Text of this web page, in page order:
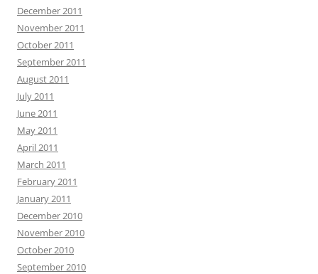
December 2011
November 2011
October 2011
September 2011
August 2011
July 2011
June 2011
May 2011
April 2011
March 2011
February 2011
January 2011
December 2010
November 2010
October 2010
September 2010